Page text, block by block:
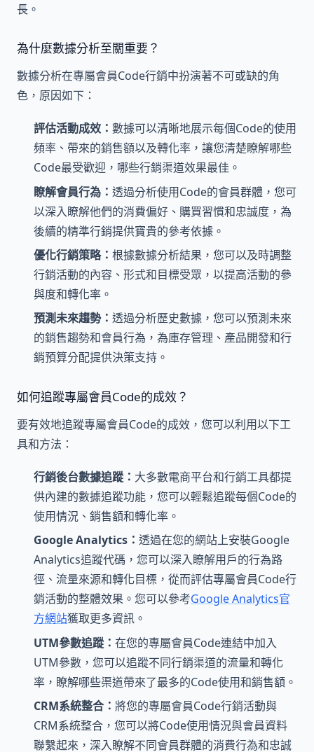
長。
為什麼數據分析至關重要？
數據分析在專屬會員Code行銷中扮演著不可或缺的角
色，原因如下：
評估活動成效： 數據可以清晰地展示每個Code的使用
頻率、帶來的銷售額以及轉化率，讓您清楚瞭解哪些
Code最受歡迎，哪些行銷渠道效果最佳。
瞭解會員行為： 透過分析使用Code的會員群體，您可
以深入瞭解他們的消費偏好、購買習慣和忠誠度，為
後續的精準行銷提供寶貴的參考依據。
優化行銷策略： 根據數據分析結果，您可以及時調整
行銷活動的內容、形式和目標受眾，以提高活動的參
與度和轉化率。
預測未來趨勢： 透過分析歷史數據，您可以預測未來
的銷售趨勢和會員行為，為庫存管理、產品開發和行
銷預算分配提供決策支持。
如何追蹤專屬會員Code的成效？
要有效地追蹤專屬會員Code的成效，您可以利用以下工
具和方法：
行銷後台數據追蹤： 大多數電商平台和行銷工具都提
供內建的數據追蹤功能，您可以輕鬆追蹤每個Code的
使用情況、銷售額和轉化率。
Google Analytics： 透過在您的網站上安裝Google
Analytics追蹤代碼，您可以深入瞭解用戶的行為路
徑、流量來源和轉化目標，從而評估專屬會員Code行
銷活動的整體效果。您可以參考Google Analytics官
方網站獲取更多資訊。
UTM參數追蹤： 在您的專屬會員Code連結中加入
UTM參數，您可以追蹤不同行銷渠道的流量和轉化
率，瞭解哪些渠道帶來了最多的Code使用和銷售額。
CRM系統整合： 將您的專屬會員Code行銷活動與
CRM系統整合，您可以將Code使用情況與會員資料
聯繫起來，深入瞭解不同會員群體的消費行為和忠誠